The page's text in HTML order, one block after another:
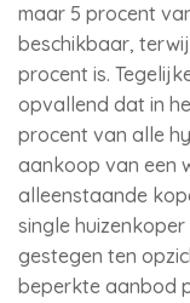
maar 5 procent
beschikbaar,
procent is.
opvallend dat in
procent van alle
aankoop van een
alleenstaande
single
gestegen ten
beperkte aanbod